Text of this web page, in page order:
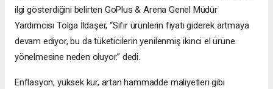
ilgi gösterdiğini belirten GoPlus & Arena Genel Müdür
Yardımcısı Tolga İldaşer, “Sıfır ürünlerin fiyatı giderek artmaya
devam ediyor, bu da tüketicilerin yenilenmiş ikinci el ürüne
yönelmesine neden oluyor.” dedi.
Enflasyon, yüksek kur, artan hammadde maliyetleri gibi